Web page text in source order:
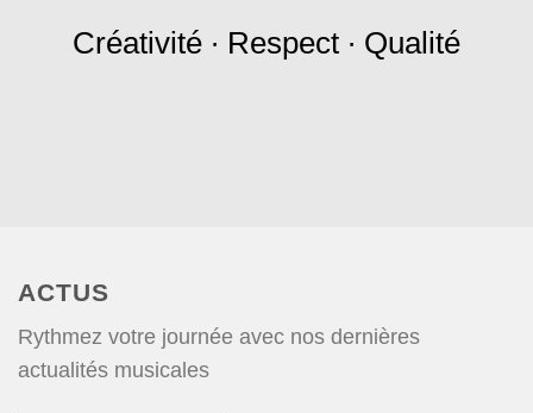
Créativité ∙ Respect ∙ Qualité
ACTUS
Rythmez votre journée avec nos dernières
actualités musicales